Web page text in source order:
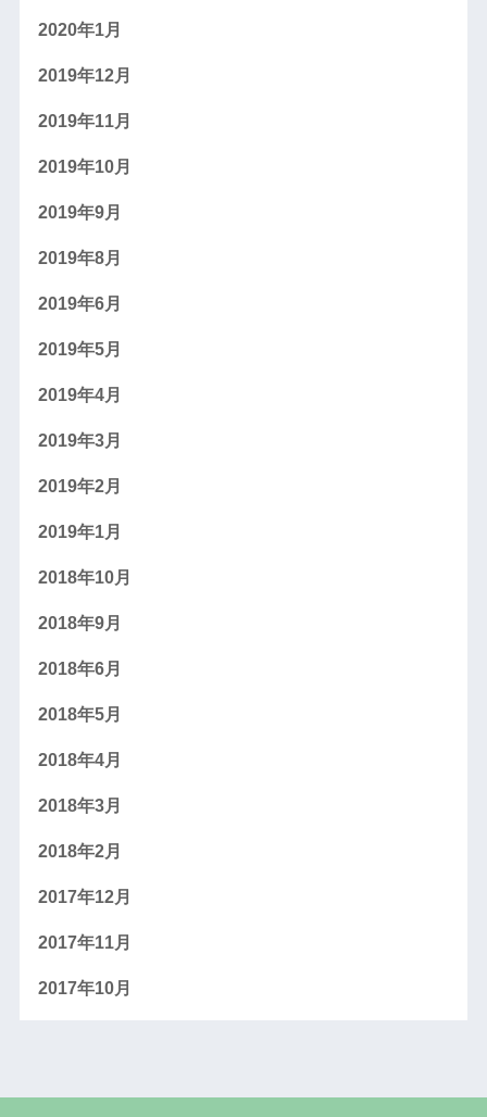
2020年1月
2019年12月
2019年11月
2019年10月
2019年9月
2019年8月
2019年6月
2019年5月
2019年4月
2019年3月
2019年2月
2019年1月
2018年10月
2018年9月
2018年6月
2018年5月
2018年4月
2018年3月
2018年2月
2017年12月
2017年11月
2017年10月